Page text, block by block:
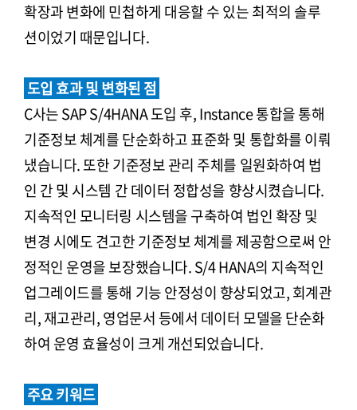
확장과 변화에 민첩하게 대응할 수 있는 최적의 솔루
션이었기 때문입니다.
도입 효과 및 변화된 점
C사는 SAP S/4HANA 도입 후, Instance 통합을 통해
기준정보 체계를 단순화하고 표준화 및 통합화를 이뤄
냈습니다. 또한 기준정보 관리 주체를 일원화하여 법
인 간 및 시스템 간 데이터 정합성을 향상시켰습니다.
지속적인 모니터링 시스템을 구축하여 법인 확장 및
변경 시에도 견고한 기준정보 체계를 제공함으로써 안
정적인 운영을 보장했습니다. S/4 HANA의 지속적인
업그레이드를 통해 기능 안정성이 향상되었고, 회계관
리, 재고관리, 영업문서 등에서 데이터 모델을 단순화
하여 운영 효율성이 크게 개선되었습니다.
주요 키워드